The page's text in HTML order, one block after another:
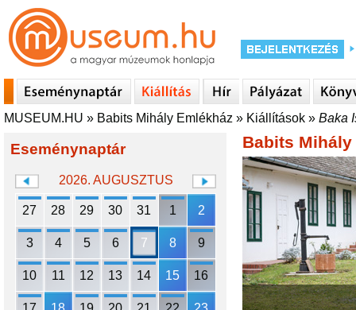
MUSEUM.HU » Babits Mihály Emlékház » Kiállítások » Baka
Eseménynaptár
2026. AUGUSZTUS
27 28 29 30 31 1 2
3 4 5 6 7 8 9
10 11 12 13 14 15 16
Babits